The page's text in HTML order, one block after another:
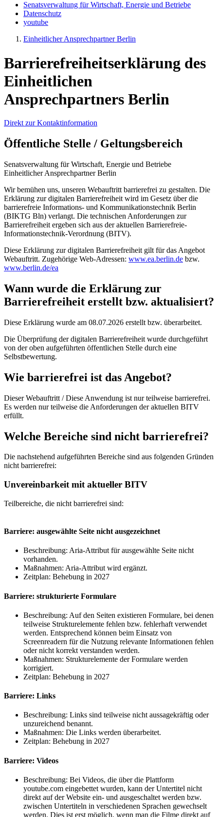
Senatsverwaltung für Wirtschaft, Energie und Betriebe
Datenschutz
youtube
Einheitlicher Ansprechpartner Berlin
Barrierefreiheitserklärung des
Einheitlichen
Ansprechpartners Berlin
Direkt zur Kontaktinformation
Öffentliche Stelle / Geltungsbereich
Senatsverwaltung für Wirtschaft, Energie und Betriebe
Einheitlicher Ansprechpartner Berlin
Wir bemühen uns, unseren Webauftritt barrierefrei zu gestalten. Die
Erklärung zur digitalen Barrierefreiheit wird im Gesetz über die
barrierefreie Informations- und Kommunikationstechnik Berlin
(BIKTG Bln) verlangt. Die technischen Anforderungen zur
Barrierefreiheit ergeben sich aus der aktuellen Barrierefreie-
Informationstechnik-Verordnung (BITV).
Diese Erklärung zur digitalen Barrierefreiheit gilt für das Angebot
Webauftritt. Zugehörige Web-Adressen: www.ea.berlin.de bzw.
www.berlin.de/ea
Wann wurde die Erklärung zur
Barrierefreiheit erstellt bzw. aktualisiert?
Diese Erklärung wurde am 08.07.2026 erstellt bzw. überarbeitet.
Die Überprüfung der digitalen Barrierefreiheit wurde durchgeführt
von der oben aufgeführten öffentlichen Stelle durch eine
Selbstbewertung.
Wie barrierefrei ist das Angebot?
Dieser Webauftritt / Diese Anwendung ist nur teilweise barrierefrei.
Es werden nur teilweise die Anforderungen der aktuellen BITV
erfüllt.
Welche Bereiche sind nicht barrierefrei?
Die nachstehend aufgeführten Bereiche sind aus folgenden Gründen
nicht barrierefrei:
Unvereinbarkeit mit aktueller BITV
Teilbereiche, die nicht barrierefrei sind:
Barriere: ausgewählte Seite nicht ausgezeichnet
Beschreibung: Aria-Attribut für ausgewählte Seite nicht
vorhanden.
Maßnahmen: Aria-Attribut wird ergänzt.
Zeitplan: Behebung in 2027
Barriere: strukturierte Formulare
Beschreibung: Auf den Seiten existieren Formulare, bei denen
teilweise Strukturelemente fehlen bzw. fehlerhaft verwendet
werden. Entsprechend können beim Einsatz von
Screenreadern für die Nutzung relevante Informationen fehlen
oder nicht korrekt verstanden werden.
Maßnahmen: Strukturelemente der Formulare werden
korrigiert.
Zeitplan: Behebung in 2027
Barriere: Links
Beschreibung: Links sind teilweise nicht aussagekräftig oder
unzureichend benannt.
Maßnahmen: Die Links werden überarbeitet.
Zeitplan: Behebung in 2027
Barriere: Videos
Beschreibung: Bei Videos, die über die Plattform
youtube.com eingebettet wurden, kann der Untertitel nicht
direkt auf der Website ein- und ausgeschaltet werden bzw.
zwischen Untertiteln in verschiedenen Sprachen gewechselt
werden. Dies ist erst möglich, wenn man die Filme direkt auf